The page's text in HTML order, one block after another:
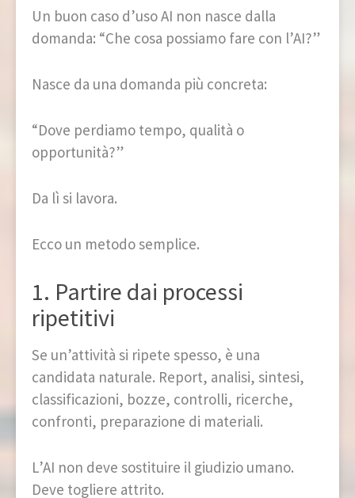
Un buon caso d’uso AI non nasce dalla
domanda: “Che cosa possiamo fare con l’AI?”
Nasce da una domanda più concreta:
“Dove perdiamo tempo, qualità o
opportunità?”
Da lì si lavora.
Ecco un metodo semplice.
1. Partire dai processi
ripetitivi
Se un’attività si ripete spesso, è una
candidata naturale. Report, analisi, sintesi,
classificazioni, bozze, controlli, ricerche,
confronti, preparazione di materiali.
L’AI non deve sostituire il giudizio umano.
Deve togliere attrito.